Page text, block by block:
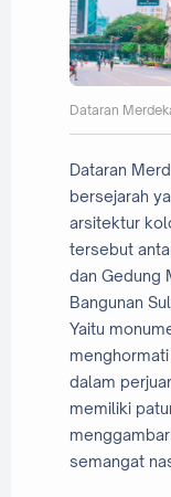
Dataran
Dataran
bersejarah
arsitektur
tersebut
dan Gedung
Bangunan
Yaitu
dalam
memiliki
semangat